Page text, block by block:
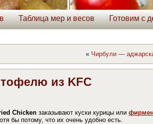
Таблица мер и весов Готовим с
« Чирбули —
из KFC
Chicken заказывают куски курицы или
бы потому, что их очень удобно есть.